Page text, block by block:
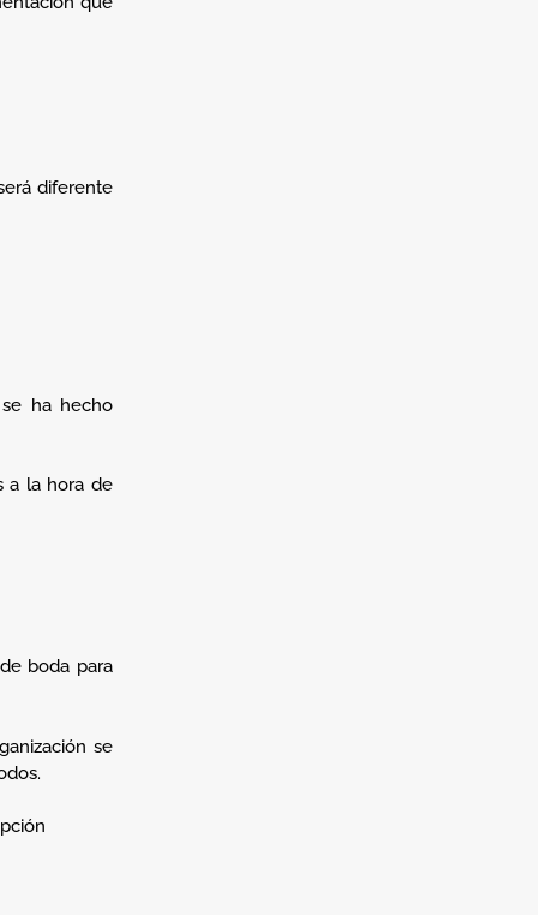
diferente
ha hecho
a la hora de
boda para
se